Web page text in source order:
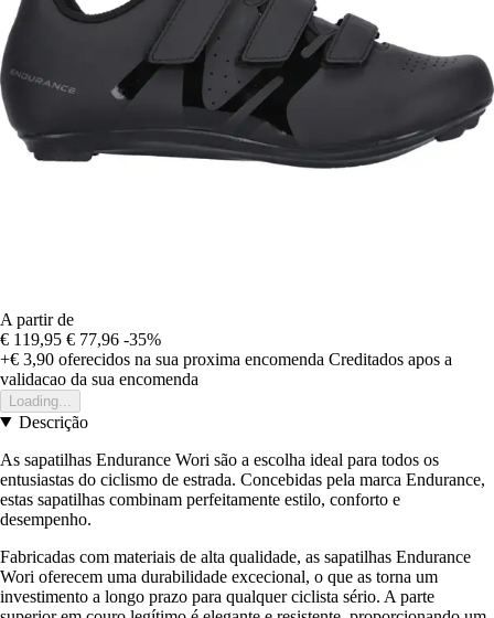
A partir de
€ 119,95 € 77,96 -35%
+€ 3,90 oferecidos na sua proxima encomenda Creditados apos a
validacao da sua encomenda
Loading...
Descrição
As sapatilhas Endurance Wori são a escolha ideal para todos os
entusiastas do ciclismo de estrada. Concebidas pela marca Endurance,
estas sapatilhas combinam perfeitamente estilo, conforto e
desempenho.
Fabricadas com materiais de alta qualidade, as sapatilhas Endurance
Wori oferecem uma durabilidade excecional, o que as torna um
investimento a longo prazo para qualquer ciclista sério. A parte